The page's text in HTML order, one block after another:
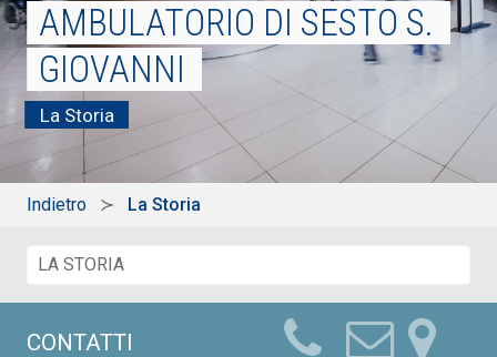
AMBULATORIO DI SESTO S.
GIOVANNI
La Storia
Indietro La Storia
CONTATTI